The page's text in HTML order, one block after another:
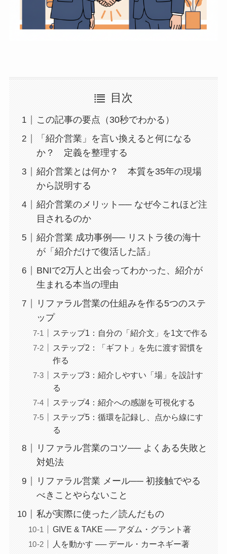
目次
この記事の要点（30秒でわかる）
「紹介営業」を言い換えると何になる
か？ 定義を整理する
紹介営業とは何か？ 本質を35年の現場
から説明する
紹介営業のメリット── なぜ今これほど注
目されるのか
紹介営業 成功事例── リストラ後の海十
が「紹介だけで復活した話」
BNIで2万人と出会ってわかった、紹介が
生まれる本当の理由
リファラル営業の仕組みを作る5つのステ
ップ
ステップ1：自分の「紹介文」を1文で作る
ステップ2：「ギフト」を先に渡す習慣を
作る
ステップ3：紹介しやすい「場」を設計す
る
ステップ4：紹介への感謝を可視化する
ステップ5：循環を記録し、点から線にす
る
リファラル営業のコツ── よくある失敗と
対処法
リファラル営業 メール── 初接触でやる
べきことやらないこと
私が実際に使った／読んだもの
GIVE & TAKE ── アダム・グラント著
人を動かす ── デール・カーネギー著